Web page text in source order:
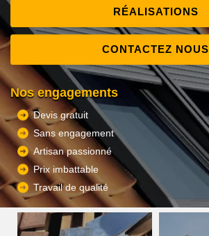
RÉALISATIONS
CONTACTEZ NOUS
Nos engagements
Devis gratuit
Sans engagement
Artisan passionné
Prix imbattable
Travail de qualité